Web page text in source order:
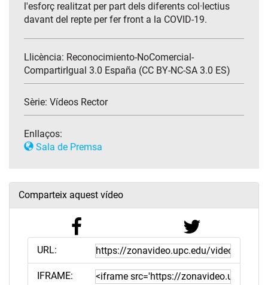
l'esforç realitzat per part dels diferents col·lectius
davant del repte per fer front a la COVID-19.
Llicència: Reconocimiento-NoComercial-
CompartirIgual 3.0 España (CC BY-NC-SA 3.0 ES)
Sèrie: Vídeos Rector
Enllaços:
Sala de Premsa
Comparteix aquest vídeo
URL:
IFRAME: